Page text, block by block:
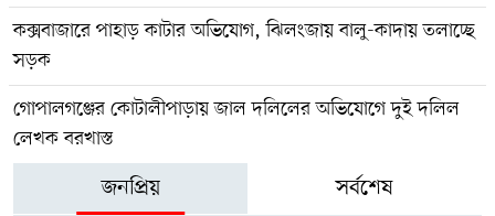
কক্সবাজারে পাহাড় কাটার অভিযোগ, ঝিলংজায় বালু-কাদায় তলাচ্ছে
সড়ক
গোপালগঞ্জের কোটালীপাড়ায় জাল দলিলের অভিযোগে দুই দলিল
লেখক বরখাস্ত
জনপ্রিয় সর্বশেষ